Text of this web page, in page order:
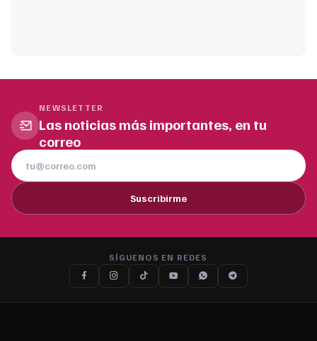
NEWSLETTER
Las noticias más importantes, en tu
correo
Suscribirme
SÍGUENOS EN REDES